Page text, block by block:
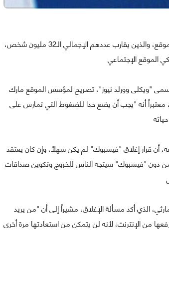
وأثار هذا التأكيد ارتياح وإعجاب أكثر من 51 ألفاً من متتبعي الصفحة الخاصة بالموقع، والذين يقارب عددهم الإجمالي الـ32 مليون شخص،
"ويكلى وورلد نيوز"، تصريح لمؤسس الموقع مارك
معتبراً أنه "يجب أن يضع حدا للضغوط التي تمارس على
أن قرار إغلاق "فيسبوك" لم يكن سهلاً، وإن كان يعتقد
دون "فيسبوك" سيتجه الناس للخروج وتكوين صداقات
الذي أكد مسألة الإغلاق، مشيراً إلى أن "من يريد